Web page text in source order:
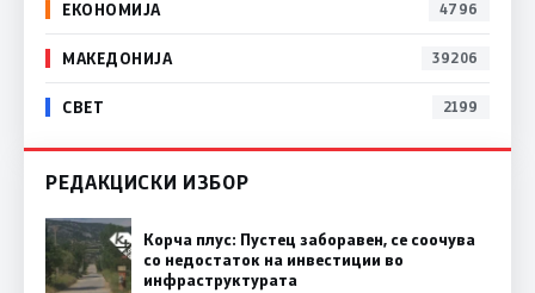
ЕКОНОМИЈА 4796
МАКЕДОНИЈА 39206
СВЕТ 2199
РЕДАКЦИСКИ ИЗБОР
Корча плус: Пустец заборавен, се соочува
со недостаток на инвестиции во
инфраструктурата